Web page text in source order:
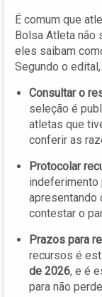
É comum que
Bolsa Atleta não
eles saibam
Segundo o
Consultar o
seleção é
atletas que
conferir as
Protocolar
indeferimento
apresentando
contestar o
Prazos para
recursos é
de 2026, e é
para não